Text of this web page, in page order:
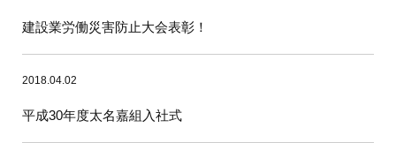
建設業労働災害防止大会表彰！
2018.04.02
平成30年度太名嘉組入社式